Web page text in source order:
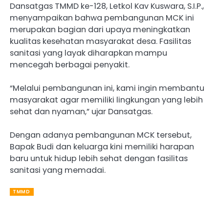
Dansatgas TMMD ke-128, Letkol Kav Kuswara, S.I.P.,
menyampaikan bahwa pembangunan MCK ini
merupakan bagian dari upaya meningkatkan
kualitas kesehatan masyarakat desa. Fasilitas
sanitasi yang layak diharapkan mampu
mencegah berbagai penyakit.
“Melalui pembangunan ini, kami ingin membantu
masyarakat agar memiliki lingkungan yang lebih
sehat dan nyaman,” ujar Dansatgas.
Dengan adanya pembangunan MCK tersebut,
Bapak Budi dan keluarga kini memiliki harapan
baru untuk hidup lebih sehat dengan fasilitas
sanitasi yang memadai.
TMMD